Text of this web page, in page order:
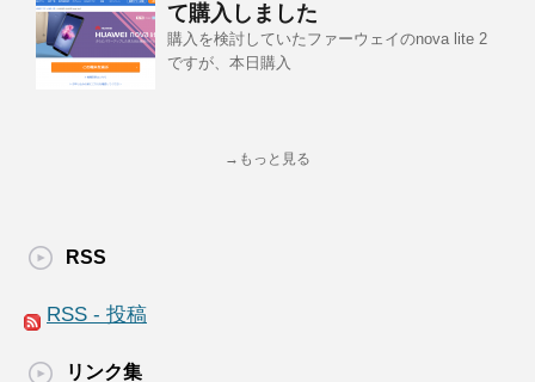
て購入しました
購入を検討していたファーウェイのnova lite 2
ですが、本日購入
→もっと見る
RSS
RSS - 投稿
リンク集